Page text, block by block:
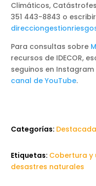
Climáticos,
351 443-8843 o
Para consultas sobre
recursos de IDECOR,
seguinos en Instagram
canal de YouTube.
Categorías: Destacada
Etiquetas: Cobertura y
desastres naturales